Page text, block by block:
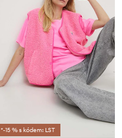
*-15 % s kódem: LST